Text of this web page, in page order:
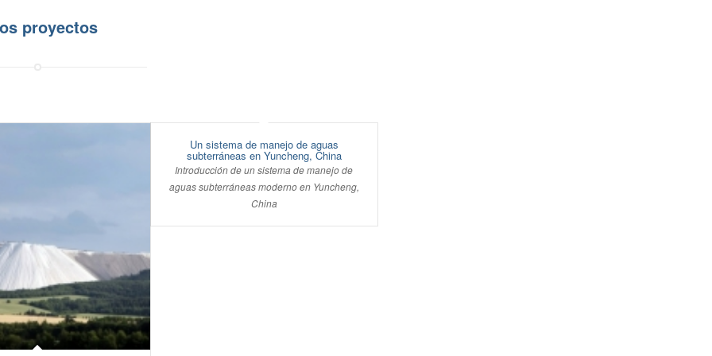
proyectos
Un sistema de manejo de aguas
subterráneas en Yuncheng, China
Introducción de un sistema de manejo de
aguas subterráneas moderno en Yuncheng,
China